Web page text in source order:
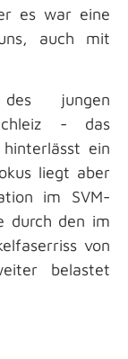
es war eine
auch mit
jungen
- das
ein
liegt aber
im SVM-
durch den im
von
belastet